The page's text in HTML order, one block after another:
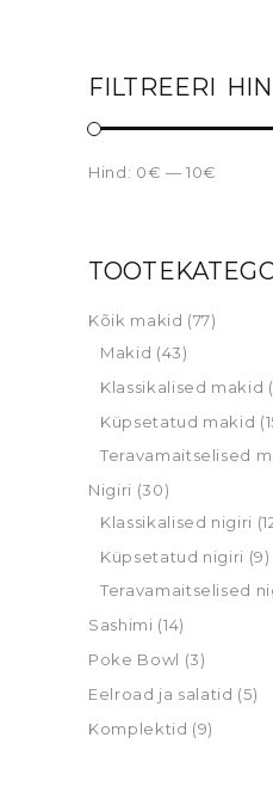
FILTREERI
Hind: 0€ —10€
Kõik makid (77)
Makid (43)
Klassikalised makid
Küpsetatud makid
Teravamaitselised
Nigiri (30)
Klassikalised nigiri
Küpsetatud nigiri (9)
Teravamaitselised
Sashimi (14)
Poke Bowl (3)
Eelroad ja salatid (5)
Komplektid (9)